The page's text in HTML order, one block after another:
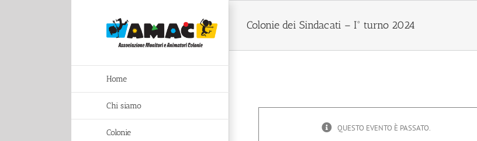
Home
Chi siamo
Colonie
Colonie dei Sindacati – I° turno 2024
QUESTO EVENTO È PASSATO.